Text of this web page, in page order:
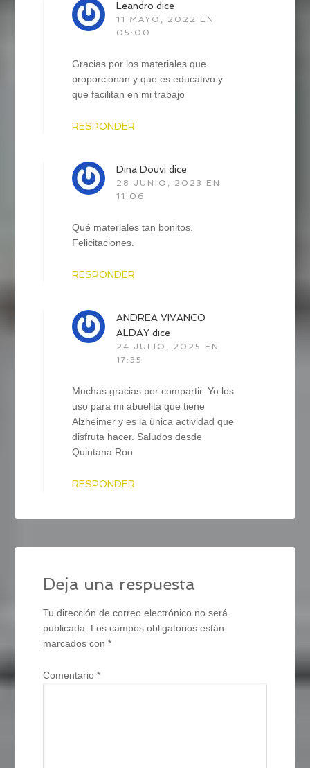
Leandro dice
11 MAYO, 2022 EN
05:00
Gracias por los materiales que
proporcionan y que es educativo y
que facilitan en mi trabajo
RESPONDER
Dina Douvi dice
28 JUNIO, 2023 EN
11:06
Qué materiales tan bonitos.
Felicitaciones.
RESPONDER
ANDREA VIVANCO
ALDAY dice
24 JULIO, 2025 EN
17:35
Muchas gracias por compartir. Yo los
uso para mi abuelita que tiene
Alzheimer y es la ùnica actividad que
disfruta hacer. Saludos desde
Quintana Roo
RESPONDER
Deja una respuesta
Tu dirección de correo electrónico no será
publicada.
Los campos obligatorios están
marcados con*
Comentario*